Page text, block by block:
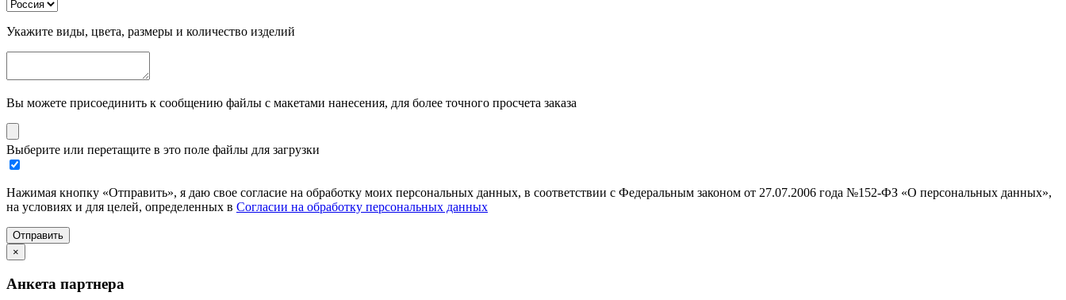
Укажите виды, цвета, размеры и количество изделий
Вы можете присоединить к сообщению файлы с макетами нанесения, для более точного просчета заказа
Выберите или перетащите в это поле файлы для загрузки
Нажимая кнопку «Отправить», я даю свое согласие на обработку моих персональных данных, в соответствии с Федеральным законом от 27.07.2006 года №152-ФЗ «О персональных данных»,
на условиях и для целей, определенных в Согласии на обработку персональных данных
Отправить
×
Анкета партнера